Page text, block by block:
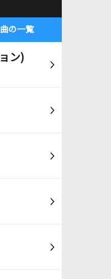
の一覧
ン)